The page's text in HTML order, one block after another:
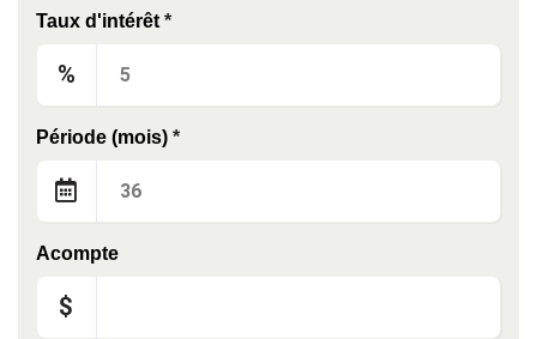
Taux d'intérêt *
%
Période (mois) *
Acompte
$